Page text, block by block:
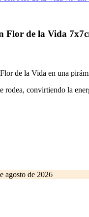
Flor de la Vida
de la Vida en una
convirtiendo la
agosto de 2026